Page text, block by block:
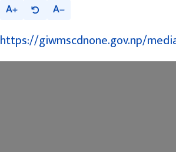
A A
https://giwmscdnone.gov.np/